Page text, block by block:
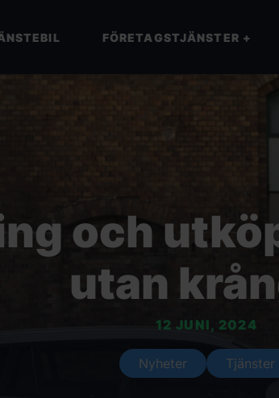
FÖRETAGSTJÄNSTER +
och
utan
12 JUNI, 2024
Nyheter Tjänster